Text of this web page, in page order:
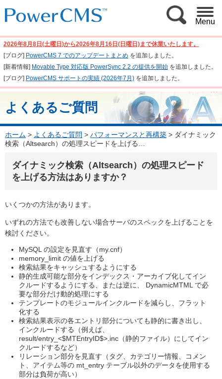
Menu
2026年8月8日(土曜日)から2026年8月16日(日曜日)まで休業いたします。
[ブログ] PowerCMS 7 でのアップデートまとめ を追加しました。
[新着情報] Movable Type 対応版 PowerSync 2.2 の提供を開始を追加しました。
[ブログ] PowerCMS サポートの実績 (2026年7月)を追加しました。
よくあるご質問
ホーム > よくあるご質問 > パフォーマンスと再構築 > ダイナミック
検索（Altsearch）の処理スピードを上げる…
ダイナミック検索（Altsearch）の処理スピード
を上げる方法はありますか？
いくつかの方法があります。
いずれの方法でも改善しない場合サーバのスペックを上げることを
検討ください。
MySQL の設定を見直す（my.cnf）
memory_limit の値を上げる
検索結果をキャッシュするようにする
静的生成可能な部分をインデックス・アーカイブ化してイン
クルードするようにする、または逆に、 DynamicMTML で必
要な部分だけ動的処理にする
テンプレートのモジュールインクルードを減らし、フラット
化する
検索結果表示の各エントリ部分についても静的に書き出し、
インクルードする（例えば、
result/entry_<$MTEntryID$>.inc（静的ファイル）にしてイン
クルードするなど）
リレーション部分を見直す（タグ、カテゴリー情報、コメン
ト、アイテム等の mt_entry テーブル以外のデータを使用する
部分は負荷が高い）